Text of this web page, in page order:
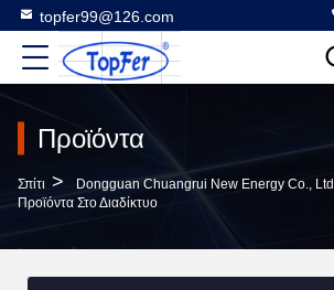
topfer99@126.com
Προϊόντα
Σπίτι >
Dongguan Chuangrui New Energy Co., Ltd
Προϊόντα Στο Διαδίκτυο